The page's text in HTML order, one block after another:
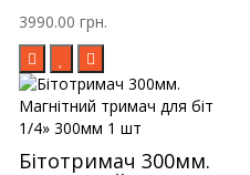
3990.00 грн.
Бітотримач 300мм.